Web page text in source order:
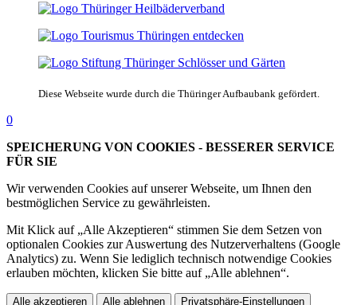
Diese Webseite wurde durch die Thüringer Aufbaubank gefördert.
0
SPEICHERUNG VON COOKIES - BESSERER SERVICE
FÜR SIE
Wir verwenden Cookies auf unserer Webseite, um Ihnen den
bestmöglichen Service zu gewährleisten.
Mit Klick auf „Alle Akzeptieren“ stimmen Sie dem Setzen von
optionalen Cookies zur Auswertung des Nutzerverhaltens (Google
Analytics) zu. Wenn Sie lediglich technisch notwendige Cookies
erlauben möchten, klicken Sie bitte auf „Alle ablehnen“.
Alle akzeptieren Alle ablehnen Privatsphäre-Einstellungen